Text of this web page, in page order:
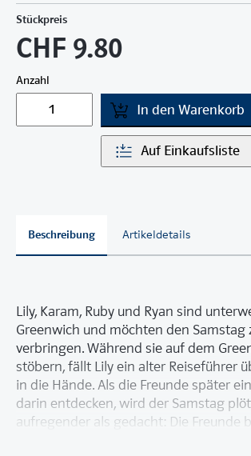
Stückpreis
CHF 9.80
Anzahl
In den Warenkorb
Auf Einkaufsliste
Beschreibung Artikeldetails
Lily, Karam, Ruby und Ryan sind
Greenwich und möchten den Samstag
verbringen. Während sie auf dem
stöbern, fällt Lily ein alter Reiseführer
in die Hände. Als die Freunde später
darin entdecken, wird der Samstag
aufregender als gedacht: Die Freunde